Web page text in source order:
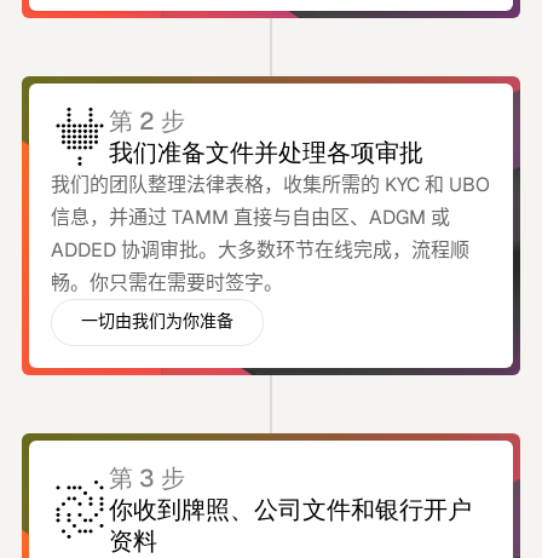
第 2 步
我们准备文件并处理各项审批
我们的团队整理法律表格，收集所需的 KYC 和 UBO
信息，并通过 TAMM 直接与自由区、ADGM 或
ADDED 协调审批。大多数环节在线完成，流程顺
畅。你只需在需要时签字。
一切由我们为你准备
你只需电子签名
第 3 步
你收到牌照、公司文件和银行开户
资料